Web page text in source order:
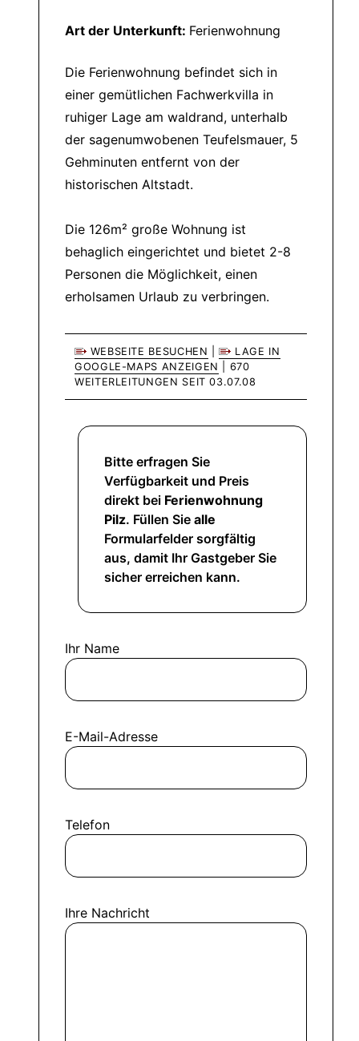
Art der Unterkunft: Ferienwohnung
Die Ferienwohnung befindet sich in
einer gemütlichen Fachwerkvilla in
ruhiger Lage am waldrand, unterhalb
der sagenumwobenen Teufelsmauer, 5
Gehminuten entfernt von der
historischen Altstadt.
Die 126m² große Wohnung ist
behaglich eingerichtet und bietet 2-8
Personen die Möglichkeit, einen
erholsamen Urlaub zu verbringen.
WEBSEITE BESUCHEN |
LAGE IN
GOOGLE-MAPS ANZEIGEN
| 670
WEITERLEITUNGEN SEIT 03.07.08
Bitte erfragen Sie
Verfügbarkeit und Preis
direkt bei Ferienwohnung
Pilz. Füllen Sie alle
Formularfelder sorgfältig
aus, damit Ihr Gastgeber Sie
sicher erreichen kann.
Ihr Name
E-Mail-Adresse
Telefon
Ihre Nachricht